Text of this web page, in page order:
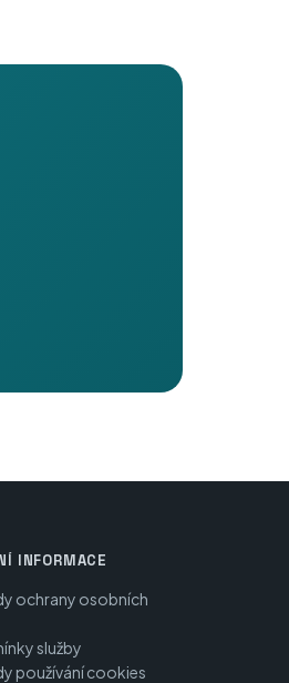
INFORMACE
ochrany osobních
služby
používání cookies